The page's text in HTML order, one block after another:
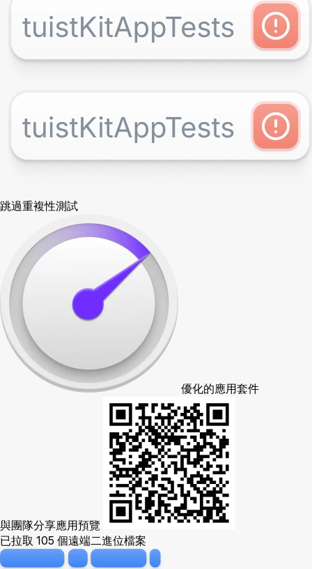
跳過重複性測試
優化的應用套件
與團隊分享應用預覽
已拉取 105 個遠端二進位檔案